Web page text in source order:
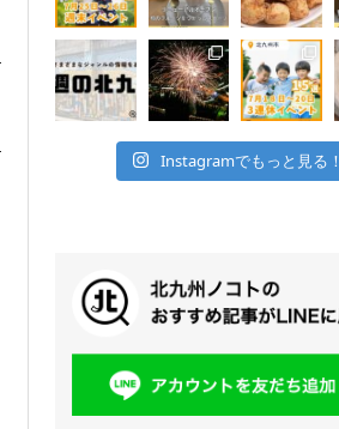
Instagramでもっと見る！